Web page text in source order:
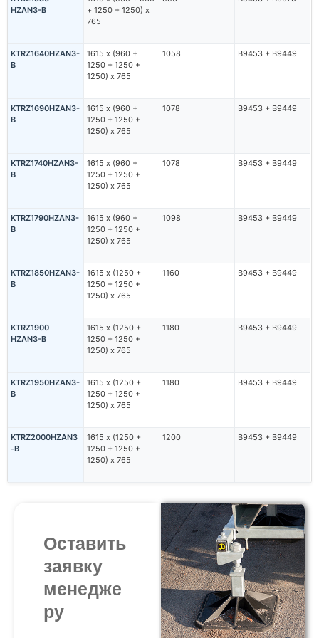
HZAN3-B
+ 1250 + 1250) х
765
KTRZ1640HZAN3-
B
1615 х (960 +
1250 + 1250 +
1250) х 765
1058 В9453 + В9449
KTRZ1690HZAN3-
B
1615 х (960 +
1250 + 1250 +
1250) х 765
1078 В9453 + В9449
KTRZ1740HZAN3-
B
1615 х (960 +
1250 + 1250 +
1250) х 765
1078 В9453 + В9449
KTRZ1790HZAN3-
B
1615 х (960 +
1250 + 1250 +
1250) х 765
1098 В9453 + В9449
KTRZ1850HZAN3-
B
1615 х (1250 +
1250 + 1250 +
1250) х 765
1160 В9453 + В9449
KTRZ1900
HZAN3-B
1615 х (1250 +
1250 + 1250 +
1250) х 765
1180 В9453 + В9449
KTRZ1950HZAN3-
B
1615 х (1250 +
1250 + 1250 +
1250) х 765
1180 В9453 + В9449
KTRZ2000HZAN3
-B
1615 х (1250 +
1250 + 1250 +
1250) х 765
1200 В9453 + В9449
Оставить
заявку
менедже
ру